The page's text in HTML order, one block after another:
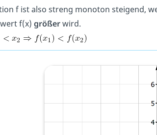
f ist also streng monoton steigend,
f(x) größerwird.